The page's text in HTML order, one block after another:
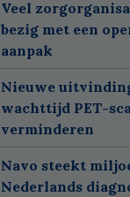
Veel
bezig met een
aanpak
Nieuwe
wachttijd PET-
verminderen
Navo steekt
Nederlands